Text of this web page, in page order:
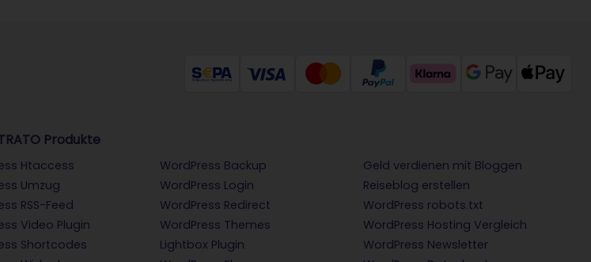
Produkte
Htaccess
Umzug
RSS-Feed
Video Plugin
Shortcodes
WordPress Backup
WordPress Login
WordPress Redirect
WordPress Themes
Lightbox Plugin
Geld verdienen mit Bloggen
Reiseblog erstellen
WordPress robots.txt
WordPress Hosting Vergleich
WordPress Newsletter